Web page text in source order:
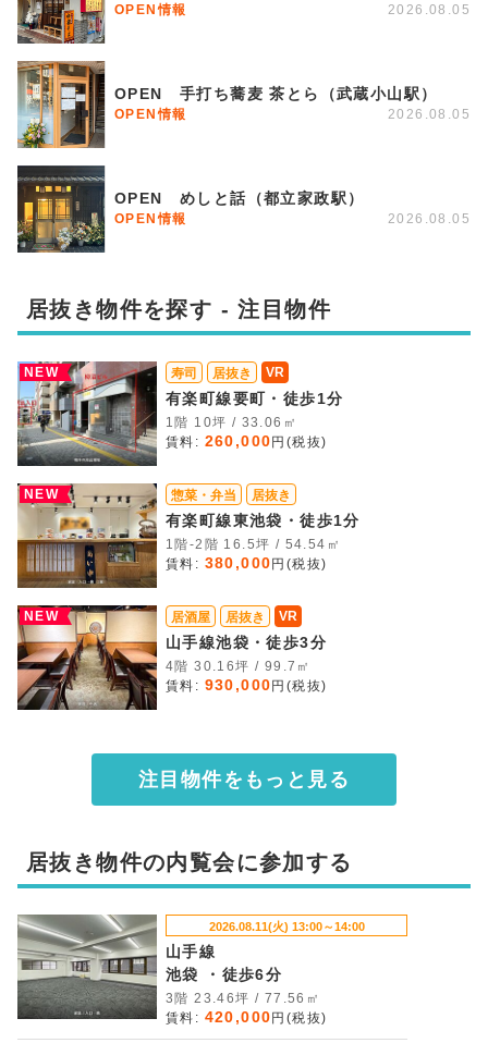
OPEN情報 2026.08.05
OPEN 手打ち蕎麦 茶とら（武蔵小山駅）
OPEN情報 2026.08.05
OPEN めしと話（都立家政駅）
OPEN情報 2026.08.05
居抜き物件を探す - 注目物件
NEW 寿司 居抜き VR
有楽町線要町・徒歩1分
1階 10坪 / 33.06㎡
賃料: 260,000 円(税抜)
NEW 惣菜・弁当 居抜き
有楽町線東池袋・徒歩1分
1階-2階 16.5坪 / 54.54㎡
賃料: 380,000 円(税抜)
NEW 居酒屋 居抜き VR
山手線池袋・徒歩3分
4階 30.16坪 / 99.7㎡
賃料: 930,000 円(税抜)
注目物件をもっと見る
居抜き物件の内覧会に参加する
2026.08.11(火) 13:00～14:00
山手線
池袋 ・徒歩6分
3階 23.46坪 / 77.56㎡
賃料: 420,000 円(税抜)